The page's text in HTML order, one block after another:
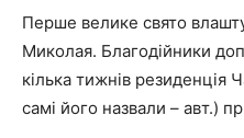
Перше велике свято
Миколая. Благодійники
кілька тижнів резиденція
самі його назвали – авт.)